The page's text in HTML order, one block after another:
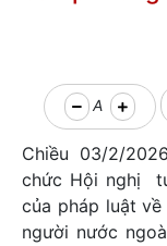
A
Chiều 03/2/
chức Hội nghị
của pháp luật
người nước